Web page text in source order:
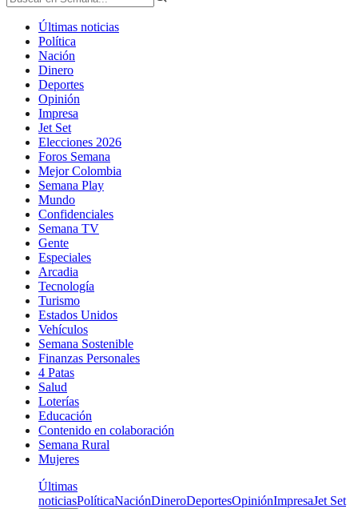
Últimas noticias
Política
Nación
Dinero
Deportes
Opinión
Impresa
Jet Set
Elecciones 2026
Foros Semana
Mejor Colombia
Semana Play
Mundo
Confidenciales
Semana TV
Gente
Especiales
Arcadia
Tecnología
Turismo
Estados Unidos
Vehículos
Semana Sostenible
Finanzas Personales
4 Patas
Salud
Loterías
Educación
Contenido en colaboración
Semana Rural
Mujeres
Últimas
noticiasPolíticaNaciónDineroDeportesOpiniónImpresaJet Set